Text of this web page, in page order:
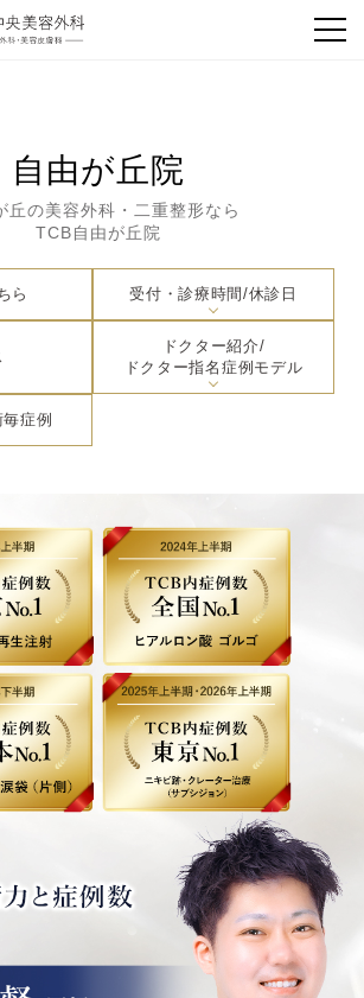
自由が丘院
丘の美容外科・二重整形なら
TCB自由が丘院
ら 受付・診療時間/休診日
ドクター紹介/
ドクター指名症例モデル
症例